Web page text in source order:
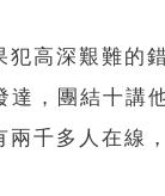
高深艱難的
，團結十講
千多人在線